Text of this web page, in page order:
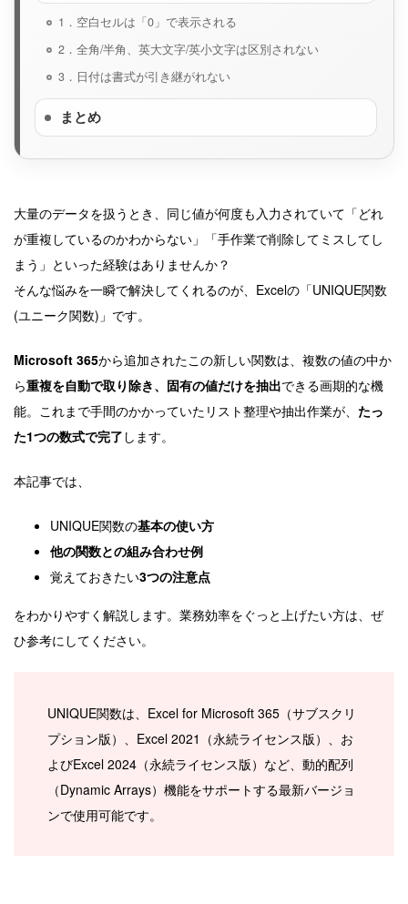
1．空白セルは「0」で表示される
2．全角/半角、英大文字/英小文字は区別されない
3．日付は書式が引き継がれない
まとめ
大量のデータを扱うとき、同じ値が何度も入力されていて「どれ
が重複しているのかわからない」「手作業で削除してミスしてし
まう」といった経験はありませんか？
そんな悩みを一瞬で解決してくれるのが、Excelの「UNIQUE関数
(ユニーク関数)」です。
Microsoft 365から追加されたこの新しい関数は、複数の値の中か
ら重複を自動で取り除き、固有の値だけを抽出できる画期的な機
能。これまで手間のかかっていたリスト整理や抽出作業が、 たっ
た1つの数式で完了 します。
本記事では、
UNIQUE関数の基本の使い方
他の関数との組み合わせ例
覚えておきたい3つの注意点
をわかりやすく解説します。業務効率をぐっと上げたい方は、ぜ
ひ参考にしてください。
UNIQUE関数は、Excel for Microsoft 365（サブスクリ
プション版）、Excel 2021（永続ライセンス版）、お
よびExcel 2024（永続ライセンス版）など、動的配列
（Dynamic Arrays）機能をサポートする最新バージョ
ンで使用可能です。